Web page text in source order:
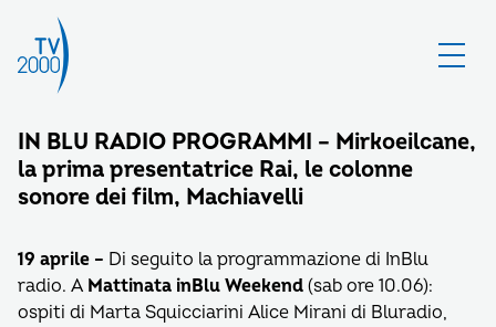
IN BLU RADIO PROGRAMMI – Mirkoeilcane,
la prima presentatrice Rai, le colonne
sonore dei film, Machiavelli
19 aprile – Di seguito la programmazione di InBlu
radio. A Mattinata inBlu Weekend (sab ore 10.06):
ospiti di Marta Squicciarini Alice Mirani di Bluradio,